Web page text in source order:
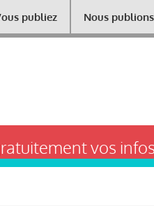
publiez Nous publions
vos